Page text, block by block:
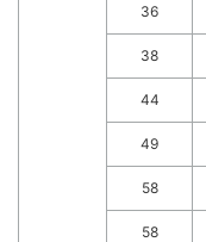
36
38
44
49
58
58